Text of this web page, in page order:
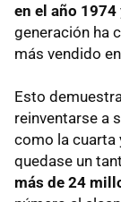
en el año 1974
generación ha
más vendido
Esto
reinventarse a
como la cuarta
quedase un
más de 24